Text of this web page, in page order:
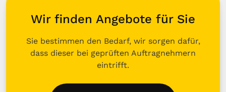
Wir finden Angebote für Sie
Sie bestimmen den Bedarf, wir sorgen dafür,
dass dieser bei geprüften Auftragnehmern
eintrifft.